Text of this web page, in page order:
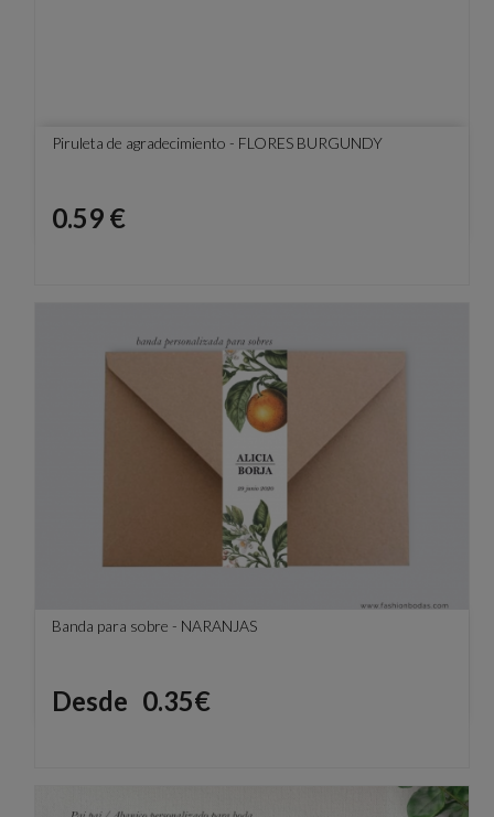
Piruleta de agradecimiento - FLORES BURGUNDY
Precio
0.59 €
Banda para sobre - NARANJAS
Precio
Desde 0.35€